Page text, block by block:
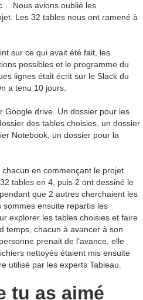
Nous avions oublié les
Les 32 tables nous ont ramené à
sur ce qui avait été fait, les
possibles et le programme du
lignes était écrit sur le Slack du
a tenu 10 jours.
Google drive. Un dossier pour les
des tables choisies, un dossier
Notebook, un dossier pour la
en commençant le projet.
tables en 4, puis 2 ont dessiné le
que 2 autres cherchaient les
sommes ensuite repartis les
explorer les tables choisies et faire
temps, chacun à avancer à son
prenait de l’avance, elle
nettoyés étaient mis ensuite
utilisé par les experts Tableau.
tu as aimé